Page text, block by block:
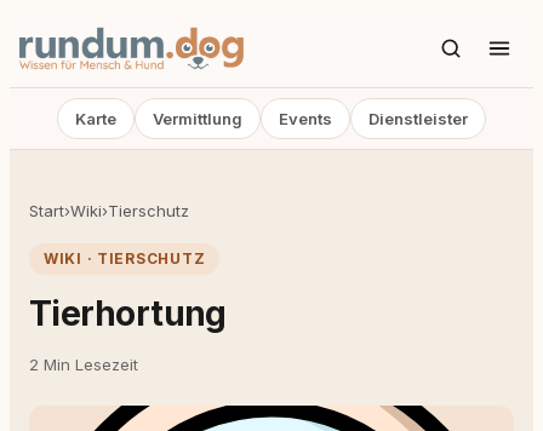
Karte Vermittlung Events Dienstleister
Start›Wiki›Tierschutz
WIKI · TIERSCHUTZ
Tierhortung
2 Min Lesezeit